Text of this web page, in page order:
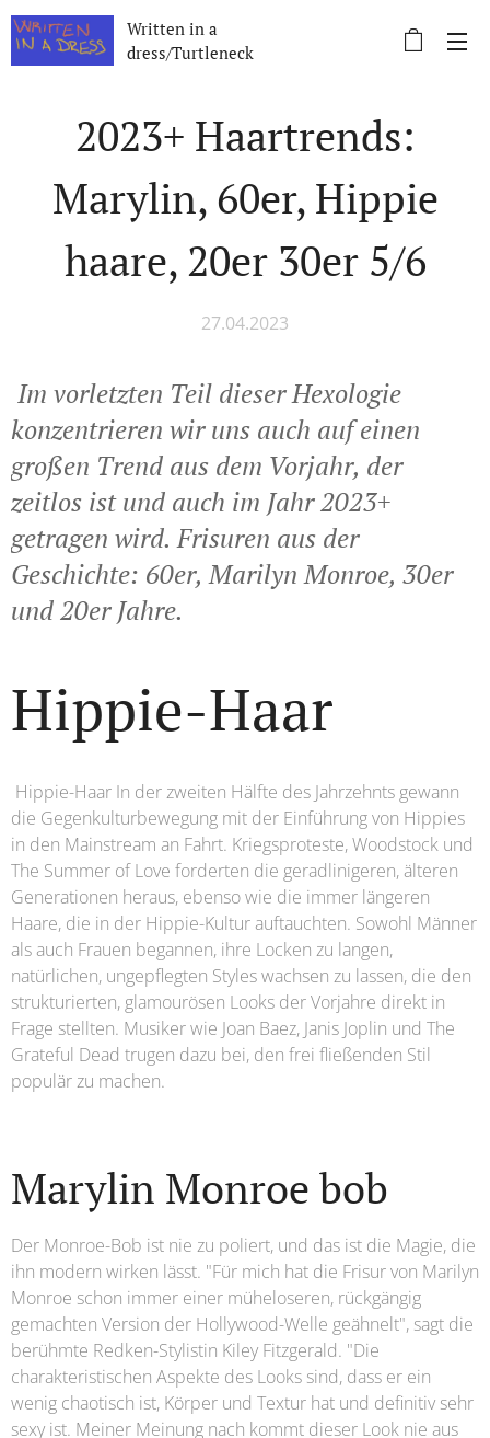
Written in a
dress/Turtleneck
2023+ Haartrends:
Marylin, 60er, Hippie
haare, 20er 30er 5/6
27.04.2023
Im vorletzten Teil dieser Hexologie
konzentrieren wir uns auch auf einen
großen Trend aus dem Vorjahr, der
zeitlos ist und auch im Jahr 2023+
getragen wird. Frisuren aus der
Geschichte: 60er, Marilyn Monroe, 30er
und 20er Jahre.
Hippie-Haar
Hippie-Haar In der zweiten Hälfte des Jahrzehnts gewann
die Gegenkulturbewegung mit der Einführung von Hippies
in den Mainstream an Fahrt. Kriegsproteste, Woodstock und
The Summer of Love forderten die geradlinigeren, älteren
Generationen heraus, ebenso wie die immer längeren
Haare, die in der Hippie-Kultur auftauchten. Sowohl Männer
als auch Frauen begannen, ihre Locken zu langen,
natürlichen, ungepflegten Styles wachsen zu lassen, die den
strukturierten, glamourösen Looks der Vorjahre direkt in
Frage stellten. Musiker wie Joan Baez, Janis Joplin und The
Grateful Dead trugen dazu bei, den frei fließenden Stil
populär zu machen.
Marylin Monroe bob
Der Monroe-Bob ist nie zu poliert, und das ist die Magie, die
ihn modern wirken lässt. "Für mich hat die Frisur von Marilyn
Monroe schon immer einer müheloseren, rückgängig
gemachten Version der Hollywood-Welle geähnelt", sagt die
berühmte Redken-Stylistin Kiley Fitzgerald. "Die
charakteristischen Aspekte des Looks sind, dass er ein
wenig chaotisch ist, Körper und Textur hat und definitiv sehr
sexy ist. Meiner Meinung nach kommt dieser Look nie aus